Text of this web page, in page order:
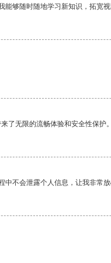
够随时随地学习新知识，拓宽视
了无限的流畅体验和安全性保护。
不会泄露个人信息，让我非常放